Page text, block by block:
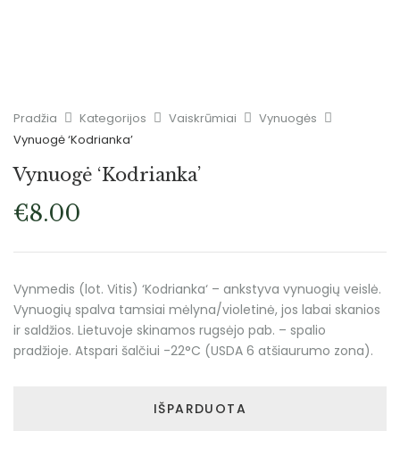
Pradžia Kategorijos Vaiskrūmiai
Vynuogės
Vynuogė ‘Kodrianka’
Vynuogė ‘Kodrianka’
€8.00
Vynmedis (lot. Vitis) ‘Kodrianka‘ – ankstyva vynuogių veislė.
Vynuogių spalva tamsiai mėlyna/violetinė, jos labai skanios
ir saldžios. Lietuvoje skinamos rugsėjo pab. – spalio
pradžioje. Atspari šalčiui -22°C (USDA 6 atšiaurumo zona).
IŠPARDUOTA